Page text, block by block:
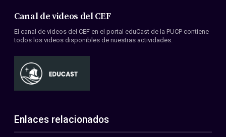
Canal de videos del CEF
El canal de videos del CEF en el portal eduCast de la PUCP contiene
todos los videos disponibles de nuestras actividades.
Enlaces relacionados